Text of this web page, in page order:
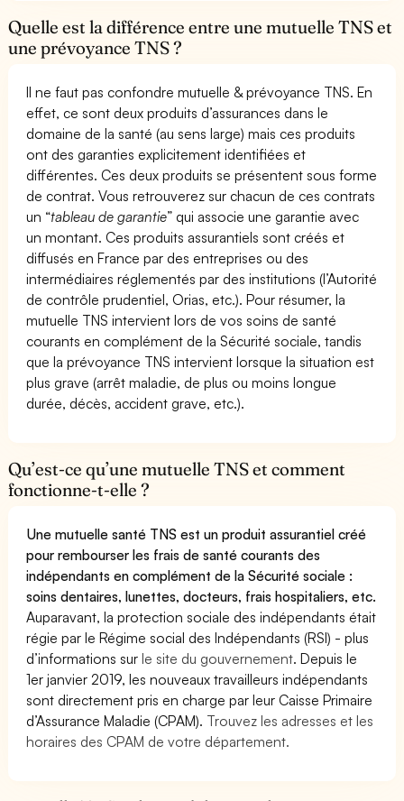
Quelle est la différence entre une mutuelle TNS et
une prévoyance TNS ?
Il ne faut pas confondre mutuelle & prévoyance TNS. En
effet, ce sont deux produits d’assurances dans le
domaine de la santé (au sens large) mais ces produits
ont des garanties explicitement identifiées et
différentes. Ces deux produits se présentent sous forme
de contrat. Vous retrouverez sur chacun de ces contrats
un “tableau de garantie” qui associe une garantie avec
un montant. Ces produits assurantiels sont créés et
diffusés en France par des entreprises ou des
intermédiaires réglementés par des institutions (l’Autorité
de contrôle prudentiel, Orias, etc.). Pour résumer, la
mutuelle TNS intervient lors de vos soins de santé
courants en complément de la Sécurité sociale, tandis
que la prévoyance TNS intervient lorsque la situation est
plus grave (arrêt maladie, de plus ou moins longue
durée, décès, accident grave, etc.).
Qu’est-ce qu’une mutuelle TNS et comment
fonctionne-t-elle ?
Une mutuelle santé TNS est un produit assurantiel créé
pour rembourser les frais de santé courants des
indépendants en complément de la Sécurité sociale :
soins dentaires, lunettes, docteurs, frais hospitaliers, etc.
Auparavant, la protection sociale des indépendants était
régie par le Régime social des Indépendants (RSI) - plus
d’informations surle site du gouvernement. Depuis le
1er janvier 2019, les nouveaux travailleurs indépendants
sont directement pris en charge par leur Caisse Primaire
d’Assurance Maladie (CPAM). Trouvez les adresses et les
horaires des CPAM de votre département.